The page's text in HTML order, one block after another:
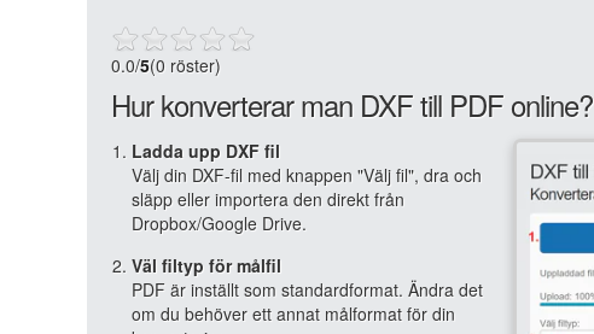
0.0/5(0 röster)
Hur konverterar man DXF till PDF online?
Ladda upp DXF fil
Välj din DXF-fil med knappen "Välj fil", dra och
släpp eller importera den direkt från
Dropbox/Google Drive.
Väl filtyp för målfil
PDF är inställt som standardformat. Ändra det
om du behöver ett annat målformat för din